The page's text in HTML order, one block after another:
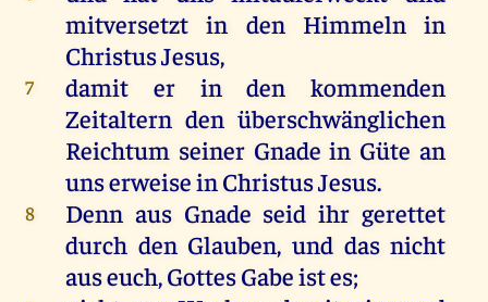
mitversetztin denHimmelnin
ChristusJesus,
7 damit er in den kommenden
Zeitaltern den überschwänglichen
Reichtum seiner Gnade in Güte an
unserweiseinChristusJesus.
8 Denn aus Gnade seid ihr gerettet
durch den Glauben, und das nicht
auseuch,GottesGabeistes;